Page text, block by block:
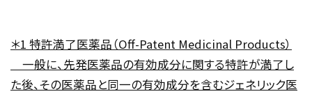
＊1 特許満了医薬品（Off-Patent Medicinal Products）
一般に、先発医薬品の有効成分に関する特許が満了し
た後、その医薬品と同一の有効成分を含むジェネリック医